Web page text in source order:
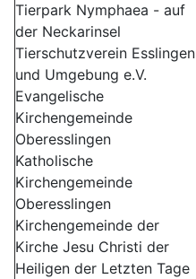
Tierpark Nymphaea - auf
der Neckarinsel
Tierschutzverein Esslingen
und Umgebung e.V.
Evangelische
Kirchengemeinde
Oberesslingen
Katholische
Kirchengemeinde
Oberesslingen
Kirchengemeinde der
Kirche Jesu Christi der
Heiligen der Letzten Tage